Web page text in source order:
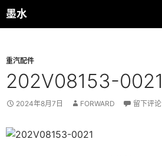
跳
至
墨水
搜
索
重汽配件
202V08153-0021
2024年8月7日 FORWARD 留下评论